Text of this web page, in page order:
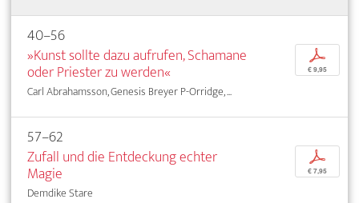
40–56
»Kunst sollte dazu aufrufen, Schamane
oder Priester zu werden«
Carl Abrahamsson, Genesis Breyer P-Orridge, ...
p
€ 9,95
57–62
Zufall und die Entdeckung echter
Magie
Demdike Stare
p
€ 7,95